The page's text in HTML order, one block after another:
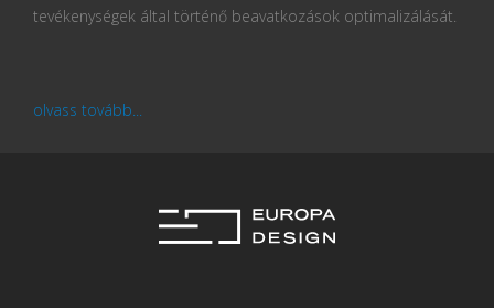
tevékenységek által történő beavatkozások optimalizálását.
olvass tovább...